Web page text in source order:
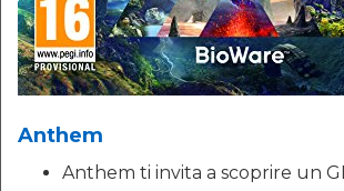
Anthem
Anthem ti invita a scoprire un